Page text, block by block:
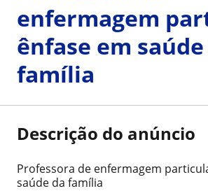
enfermagem
ênfase em
família
Descrição do anúncio
Professora de enfermagem
saúde da família